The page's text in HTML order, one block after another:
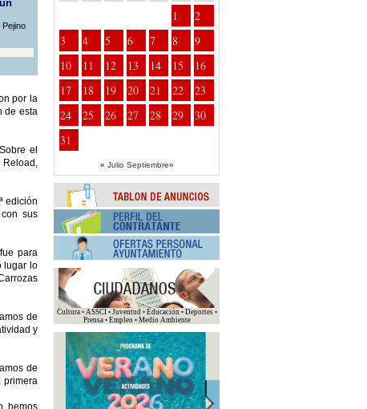
por la
de esta
el
Reload,
edición
sus
para
lugar lo
de
y
de
primera
hemos
1
2
3
4 5 6 7 8
9
10
11 12 13 14 15
16
17
18 19 20 21 22
23
24
25 26 27 28 29
30
31
« Julio Septiembre»
Cultura • ASSCI • Juventud • Educación • Deportes •
Prensa • Empleo • Medio Ambiente